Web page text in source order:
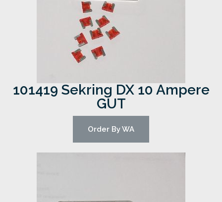
101419 Sekring DX 10 Ampere
GUT
Order By WA